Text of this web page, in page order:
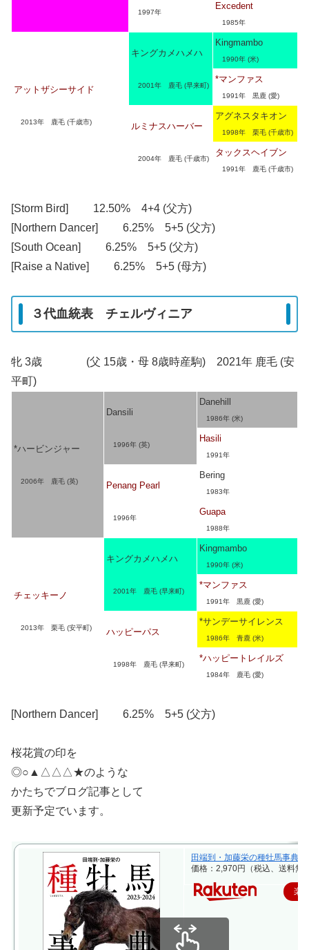
1997年
Excedent
1985年
アットザシーサイド
2013年 鹿毛 (千歳市)
キングカメハメハ
2001年 鹿毛 (早来町)
Kingmambo
1990年 (米)
*マンファス
1991年 黒鹿 (愛)
ルミナスハーバー
2004年 鹿毛 (千歳市)
アグネスタキオン
1998年 栗毛 (千歳市)
タックスヘイブン
1991年 鹿毛 (千歳市)
[Storm Bird] 12.50% 4+4 (父方)
[Northern Dancer] 6.25% 5+5 (父方)
[South Ocean] 6.25% 5+5 (父方)
[Raise a Native] 6.25% 5+5 (母方)
３代血統表 チェルヴィニア
牝 3歳 (父 15歳・母 8歳時産駒) 2021年 鹿毛 (安
平町)
*ハービンジャー
2006年 鹿毛 (英)
Dansili
1996年 (英)
Danehill
1986年 (米)
Hasili
1991年
Penang Pearl
1996年
Bering
1983年
Guapa
1988年
チェッキーノ
2013年 栗毛 (安平町)
キングカメハメハ
2001年 鹿毛 (早来町)
Kingmambo
1990年 (米)
*マンファス
1991年 黒鹿 (愛)
ハッピーパス
1998年 鹿毛 (早来町)
*サンデーサイレンス
1986年 青鹿 (米)
*ハッピートレイルズ
1984年 鹿毛 (愛)
[Northern Dancer] 6.25% 5+5 (父方)
桜花賞の印を
◎○▲△△△★のような
かたちでブログ記事として
更新予定でいます。
田端到・加藤栄の種牡馬事典
価格：2,970円（税込、送料無
楽